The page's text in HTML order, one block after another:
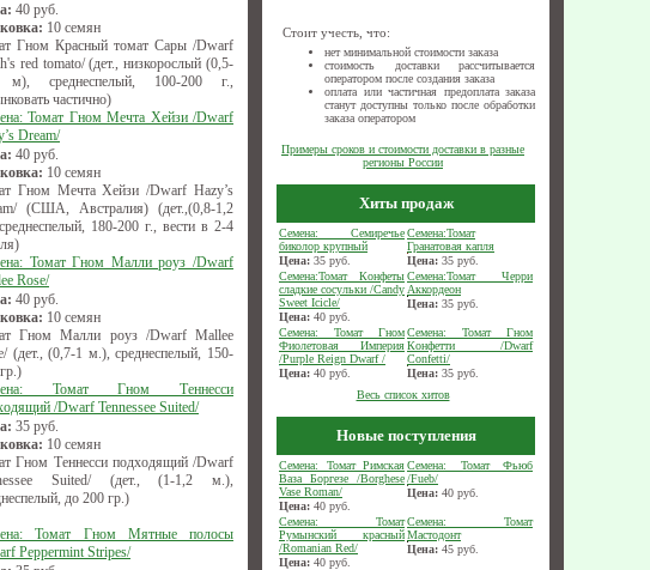
40 руб.
10 семян
Гном Красный томат Сары /Dwarf
red tomato/ (дет., низкорослый (0,5-
среднеспелый, 100-200 г.,
частично)
Томат Гном Мечта Хейзи /Dwarf
Dream/
40 руб.
10 семян
Гном Мечта Хейзи /Dwarf Hazy’s
(США, Австралия) (дет.,(0,8-1,2
180-200 г., вести в 2-4
Томат Гном Малли роуз /Dwarf
Rose/
40 руб.
10 семян
Гном Малли роуз /Dwarf Mallee
(дет., (0,7-1 м.), среднеспелый, 150-
Томат Гном Теннесси
/Dwarf Tennessee Suited/
35 руб.
10 семян
Гном Теннесси подходящий /Dwarf
Suited/ (дет., (1-1,2 м.),
до 200 гр.)
Томат Гном Мятные полосы
Peppermint Stripes/
Стоит учесть, что:
нет минимальной стоимости заказа
стоимость доставки рассчитывается
оператором после создания заказа
оплата или частичная предоплата заказа
станут доступны только после обработки
заказа оператором
Примеры сроков и стоимости доставки в разные
регионы России
Хиты продаж
Семена: Семиречье
биколор крупный
Цена: 35 руб.
Семена:Томат
Гранатовая капля
Цена: 35 руб.
Семена:Томат Конфеты
сладкие сосульки /Candy
Sweet Icicle/
Цена: 40 руб.
Семена:Томат Черри
Аккордеон
Цена: 35 руб.
Семена: Томат Гном
Фиолетовая Империя
/Purple Reign Dwarf /
Цена: 40 руб.
Семена: Томат Гном
Конфетти /Dwarf
Confetti/
Цена: 35 руб.
Весь список хитов
Новые поступления
Семена: Томат Римская
Ваза Боргезе /Borghese
Vase Roman/
Цена: 40 руб.
Семена: Томат Фьюб
/Fueb/
Цена: 40 руб.
Семена: Томат
Румынский красный
/Romanian Red/
Цена: 40 руб.
Семена: Томат
Мастодонт
Цена: 45 руб.